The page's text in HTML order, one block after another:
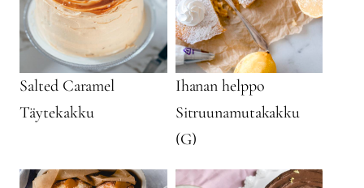
Salted Caramel
Täytekakku
Ihanan helppo
Sitruunamutakakku
(G)